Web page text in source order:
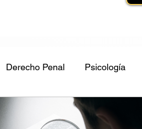
Derecho Penal Psicología
Desarrollo Personal